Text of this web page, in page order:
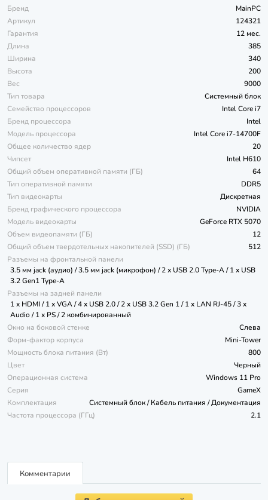
Бренд
MainPC
Артикул
124321
Гарантия
12 мес.
Длина
385
Ширина
340
Высота
200
Вес
9000
Тип товара
Системный блок
Семейство процессоров
Intel Core i7
Бренд процессора
Intel
Модель процессора
Intel Core i7-14700F
Общее количество ядер
20
Чипсет
Intel H610
Общий объем оперативной памяти (ГБ)
64
Тип оперативной памяти
DDR5
Тип видеокарты
Дискретная
Бренд графического процессора
NVIDIA
Модель видеокарты
GeForce RTX 5070
Объем видеопамяти (ГБ)
12
Общий объем твердотельных накопителей (SSD) (ГБ)
512
Разъемы на фронтальной панели
3.5 мм jack (аудио) / 3.5 мм jack (микрофон) / 2 x USB 2.0 Type-A / 1 x USB
3.2 Gen1 Type-A
Разъемы на задней панели
1 x HDMI / 1 x VGA / 4 x USB 2.0 / 2 x USB 3.2 Gen 1 / 1 x LAN RJ-45 / 3 x
Audio / 1 x PS / 2 комбинированный
Окно на боковой стенке
Слева
Форм-фактор корпуса
Mini-Tower
Мощность блока питания (Вт)
800
Цвет
Черный
Операционная система
Windows 11 Pro
Серия
GameX
Комплектация
Системный блок / Кабель питания / Документация
Частота процессора (ГГц)
2.1
Комментарии